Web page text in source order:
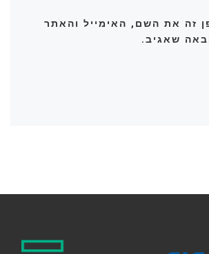
זה את השם, האימייל והאתר
שאגיב.